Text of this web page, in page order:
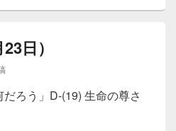
日）
ろう」D-(19) 生命の尊さ
徳（６月23日）